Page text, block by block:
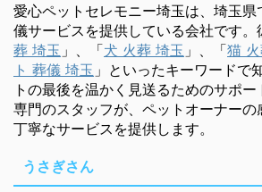
愛心ペットセレモニー埼玉は、埼玉
儀サービスを提供している会社です。
葬 埼玉 」、「犬 火葬 埼玉 」、「猫
ト 葬儀 埼玉 」といったキーワードで
トの最後を温かく見送るためのサポー
専門のスタッフが、ペットオーナーの
丁寧なサービスを提供します。
うさぎさん